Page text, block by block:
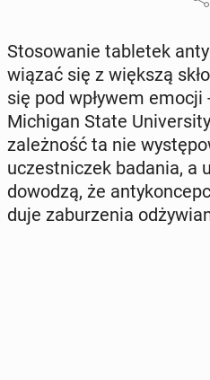
Sto­so­wa­nie ta­ble­tek
wiązać się z większą
się pod wpływem
Mi­chi­gan State
za­leż­ność ta nie
uczest­ni­czek badania, a
dowodzą, że
du­je za­bu­rze­nia